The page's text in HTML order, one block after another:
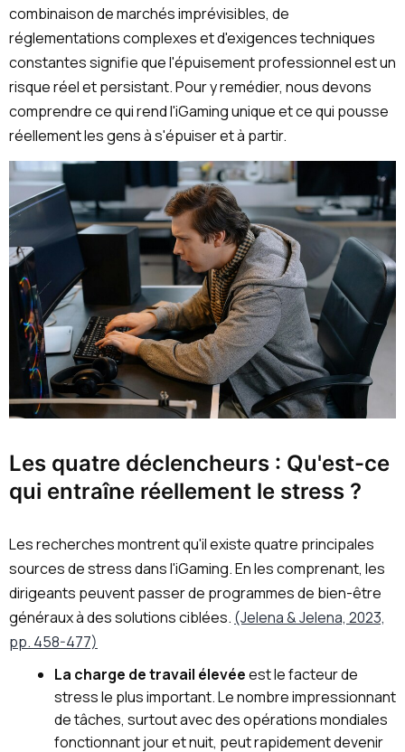
combinaison de marchés imprévisibles, de
réglementations complexes et d'exigences techniques
constantes signifie que l'épuisement professionnel est un
risque réel et persistant. Pour y remédier, nous devons
comprendre ce qui rend l'iGaming unique et ce qui pousse
réellement les gens à s'épuiser et à partir.
Les quatre déclencheurs : Qu'est-ce
qui entraîne réellement le stress ?
Les recherches montrent qu'il existe quatre principales
sources de stress dans l'iGaming. En les comprenant, les
dirigeants peuvent passer de programmes de bien-être
généraux à des solutions ciblées. (Jelena & Jelena, 2023,
pp. 458-477)
La charge de travail élevéeest le facteur de
stress le plus important. Le nombre impressionnant
de tâches, surtout avec des opérations mondiales
fonctionnant jour et nuit, peut rapidement devenir